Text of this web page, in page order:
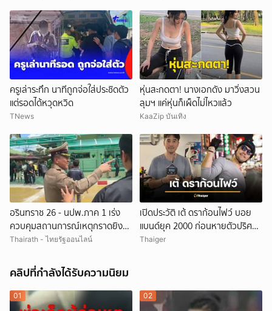
ครูเล่าระทึก นาทีถูกจ่อใส่ประชิดตัว
แต่รอดได้หวุดหวิด
TNews
หุ่นสะกดตา! นางเอกดัง มาวิ่งสวน
ลุมฯ แค่หุ่นก็เผ็ดไม่ไหวแล้ว
KaaZip บันเทิง
อรินทราช 26 - นปพ.ภาค 1 เร่ง
ควบคุมสถานการณ์เหตุกราดยิง
โรงเรียนเทพศิรินทร์ นนทบุรี
Thairath - ไทยรัฐออนไลน์
เปิดประวัติ เต้ ดราก้อนไฟว์ บอย
แบนด์ยุค 2000 ก่อนหายตัวปริศนา
เกิดอะไรขึ้น
Thaiger
คลิปที่กำลังได้รับความนิยม
01 02